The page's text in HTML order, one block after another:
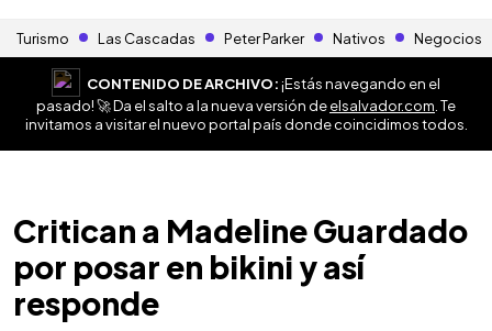
Turismo Las Cascadas Peter Parker Nativos Negocios
CONTENIDO DE ARCHIVO:¡Estás navegando en el
pasado! 🚀 Da el salto a la nueva versión deelsalvador.com . Te
invitamos a visitar el nuevo portal país donde coincidimos todos.
Critican a Madeline Guardado
por posar en bikini y así
responde